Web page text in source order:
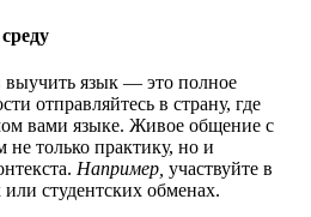
язык — это полное
отправляйтесь в страну, где
вами языке. Живое общение с
не только практику, но и
Например, участвуйте в
студентских обменах.